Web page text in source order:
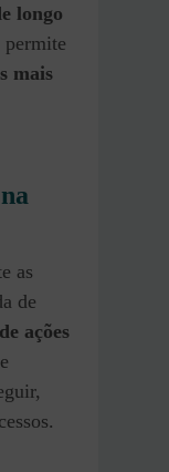
longo
permite
mais
as
de
ações